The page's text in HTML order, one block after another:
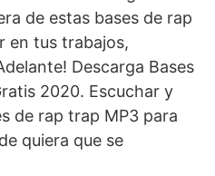
de estas bases de rap
en tus trabajos,
Descarga Bases
2020. Escuchar y
de rap trap MP3 para
quiera que se